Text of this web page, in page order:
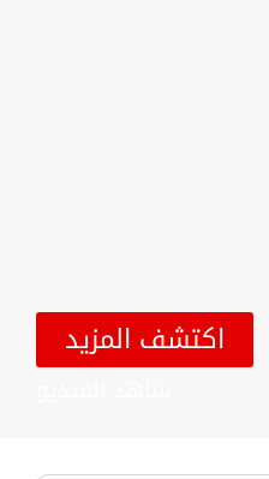
اكتشف المزيد